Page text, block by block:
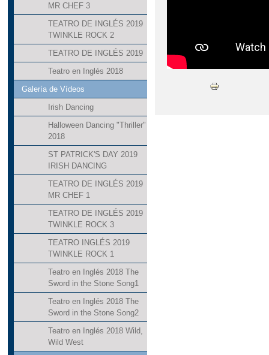
MR CHEF 3
TEATRO DE INGLÉS 2019
TWINKLE ROCK 2
TEATRO DE INGLÉS 2019
Teatro en Inglés 2018
Galería de Vídeos
Irish Dancing
Halloween Dancing "Thriller"
2018
ST PATRICK'S DAY 2019
IRISH DANCING
TEATRO DE INGLÉS 2019
MR CHEF 1
TEATRO DE INGLÉS 2019
TWINKLE ROCK 3
TEATRO INGLÉS 2019
TWINKLE ROCK 1
Teatro en Inglés 2018 The
Sword in the Stone Song1
Teatro en Inglés 2018 The
Sword in the Stone Song2
Teatro en Inglés 2018 Wild,
Wild West